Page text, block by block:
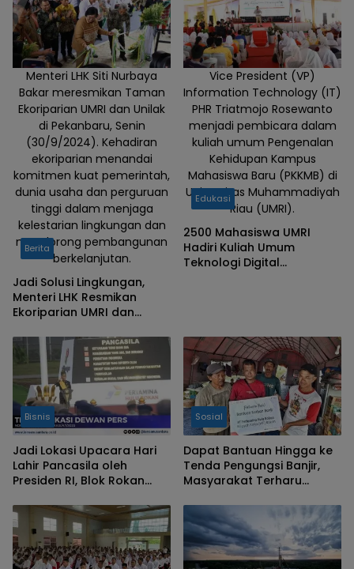
Menteri LHK Siti Nurbaya
Bakar meresmikan Taman
Ekoriparian UMRI dan Unilak
di Pekanbaru, Senin
(30/9/2024). Kehadiran
ekoriparian menandai
komitmen kuat pemerintah,
dunia usaha dan perguruan
tinggi dalam menjaga
kelestarian lingkungan dan
mendorong pembangunan
berkelanjutan.
Berita
Jadi Solusi Lingkungan,
Menteri LHK Resmikan
Ekoriparian UMRI dan
Vice President (VP)
Information Technology (IT)
PHR Triatmojo Rosewanto
menjadi pembicara dalam
kuliah umum Pengenalan
Kehidupan Kampus
Mahasiswa Baru (PKKMB) di
Universitas Muhammadiyah
Riau (UMRI).
Edukasi
2500 Mahasiswa UMRI
Hadiri Kuliah Umum
Teknologi Digital
Bisnis
Jadi Lokasi Upacara Hari
Lahir Pancasila oleh
Presiden RI, Blok Rokan
Nasional
Sosial
Dapat Bantuan Hingga ke
Tenda Pengungsi Banjir,
Masyarakat Terharu